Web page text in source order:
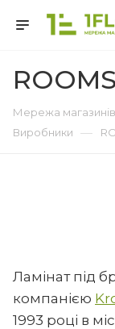
ROOMS
Мережа магазинів
Виробники —
Ламінат під
компанією
1993 році в